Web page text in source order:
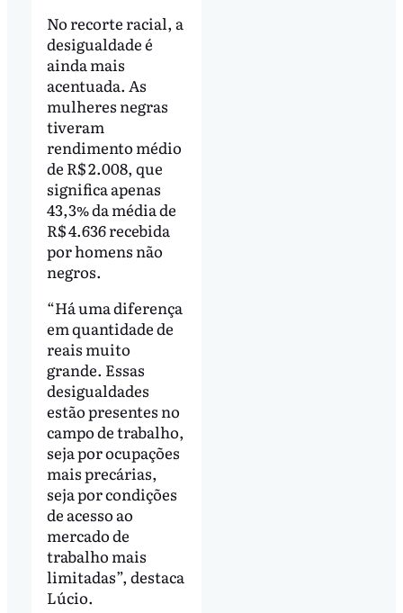
No recorte racial, a
desigualdade é
ainda mais
acentuada. As
mulheres negras
tiveram
rendimento médio
de R$ 2.008, que
significa apenas
43,3% da média de
R$ 4.636 recebida
por homens não
negros.
“Há uma diferença
em quantidade de
reais muito
grande. Essas
desigualdades
estão presentes no
campo de trabalho,
seja por ocupações
mais precárias,
seja por condições
de acesso ao
mercado de
trabalho mais
limitadas”, destaca
Lúcio.